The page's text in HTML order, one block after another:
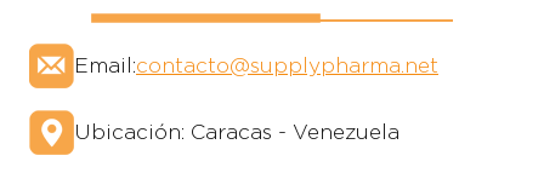
Email:contacto@supplypharma.net
Ubicación: Caracas - Venezuela